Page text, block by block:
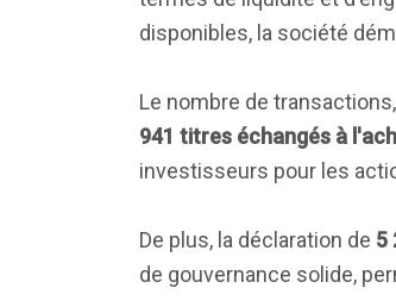
disponibles, la société
Le nombre de
941 titres échangés à
investisseurs pour les
De plus, la déclaration de 5
de gouvernance solide,